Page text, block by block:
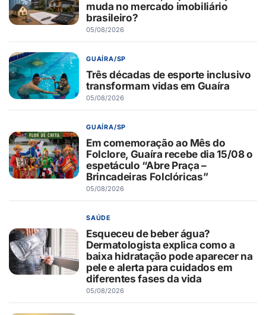
muda no mercado imobiliário
brasileiro?
05/08/2026
GUAÍRA/SP
Três décadas de esporte inclusivo
transformam vidas em Guaíra
05/08/2026
GUAÍRA/SP
Em comemoração ao Mês do
Folclore, Guaíra recebe dia 15/08 o
espetáculo “Abre Praça –
Brincadeiras Folclóricas”
05/08/2026
SAÚDE
Esqueceu de beber água?
Dermatologista explica como a
baixa hidratação pode aparecer na
pele e alerta para cuidados em
diferentes fases da vida
05/08/2026